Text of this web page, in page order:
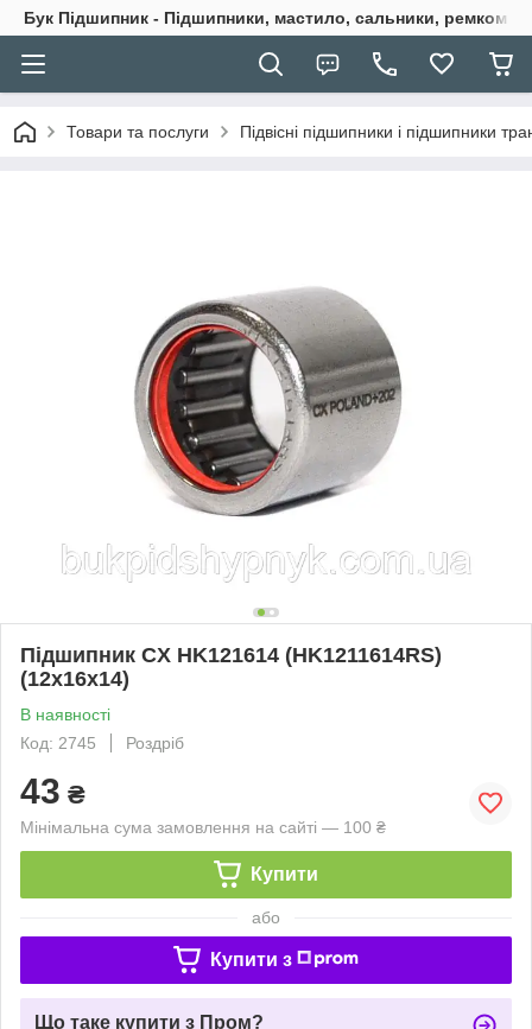
Бук Підшипник - Підшипники, мастило, сальники,
Товари та послуги Підвісні підшипники і підшипники
Підшипник CX HK121614 (HK1211614RS)
(12x16x14)
В наявності
Код: 2745
Роздріб
43 ₴
Мінімальна сума замовлення на сайті — 100 ₴
Купити
або
Купити з
Що таке купити з Пром?